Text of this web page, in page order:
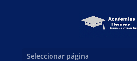
Seleccionar página